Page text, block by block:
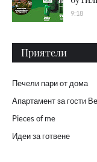
9:18
Приятели
Печели пари от дома
Апартамент за гости
Pieces of me
Идеи за готвене